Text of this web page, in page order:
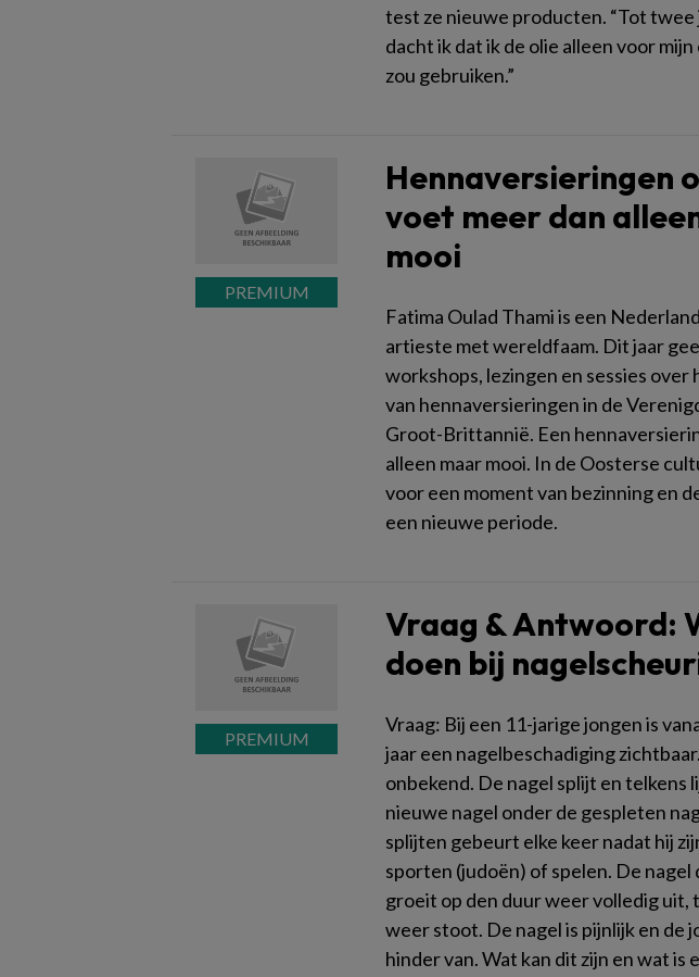
test ze nieuwe producten. “Tot twee
dacht ik dat ik de olie alleen voor
zou gebruiken.”
Hennaversieringen
voet meer dan
mooi
Fatima Oulad Thami is een
artieste met wereldfaam. Dit jaar
workshops, lezingen en sessies over
van hennaversieringen in de
Groot-Brittannië. Een
alleen maar mooi. In de Oosterse
voor een moment van bezinning en
een nieuwe periode.
Vraag & Antwoord:
doen bij
Vraag: Bij een 11-jarige jongen is
jaar een nagelbeschadiging
onbekend. De nagel splijt en telkens
nieuwe nagel onder de gespleten
splijten gebeurt elke keer nadat hij
sporten (judoën) of spelen. De nagel
groeit op den duur weer volledig uit,
weer stoot. De nagel is pijnlijk en de
hinder van. Wat kan dit zijn en wat is